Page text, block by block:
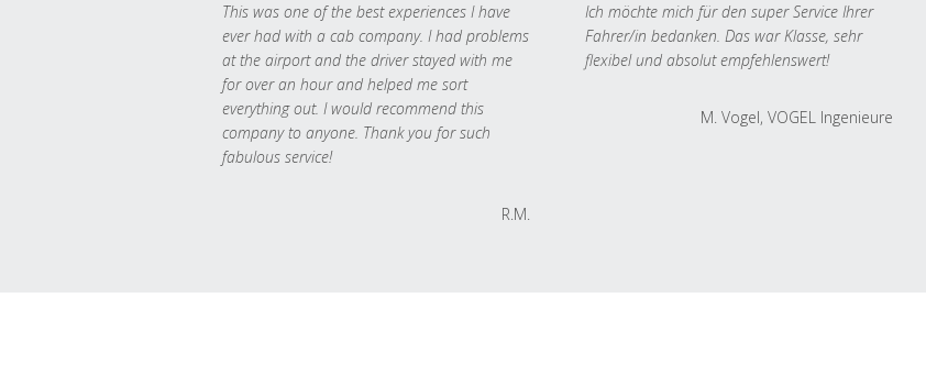
This was one of the best experiences I have
ever had with a cab company. I had problems
at the airport and the driver stayed with me
for over an hour and helped me sort
everything out. I would recommend this
company to anyone. Thank you for such
fabulous service!
R.M.
Ich möchte mich für den super Service Ihrer
Fahrer/in bedanken. Das war Klasse, sehr
flexibel und absolut empfehlenswert!
M. Vogel, VOGEL Ingenieure